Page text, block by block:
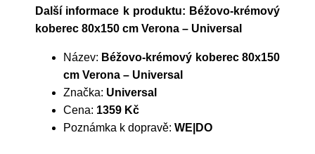
Další informace k produktu: Béžovo-krémový
koberec 80x150 cm Verona – Universal
Název: Béžovo-krémový koberec 80x150
cm Verona – Universal
Značka: Universal
Cena: 1359 Kč
Poznámka k dopravě: WE|DO